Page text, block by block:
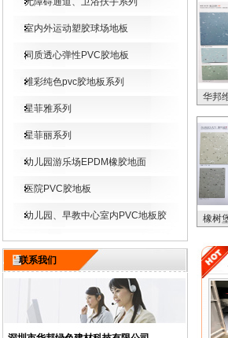
室内外运动塑胶球场地板
同质透心弹性PVC胶地板
维彩纯色pvc胶地板系列
星菲雅系列
星菲丽系列
幼儿园游乐场EPDM橡胶地面
医院PVC胶地板
幼儿园、早教中心室内PVC地板胶
联系我们
华邦
橡树